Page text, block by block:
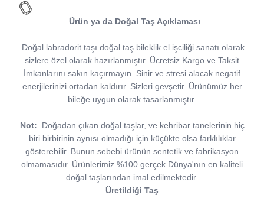
Ürün ya da Doğal Taş Açıklaması
Doğal labradorit taşı doğal taş bileklik el işciliği sanatı olarak
sizlere özel olarak hazırlanmıştır. Ücretsiz Kargo ve Taksit
İmkanlarını sakın kaçırmayın. Sinir ve stresi alacak negatif
enerjilerinizi ortadan kaldırır. Sizleri gevşetir. Ürünümüz her
bileğe uygun olarak tasarlanmıştır.
Not:
Doğadan çıkan doğal taşlar, ve kehribar tanelerinin hiç
biri birbirinin aynısı olmadığı için küçükte olsa farklılıklar
gösterebilir. Bunun sebebi ürünün sentetik ve fabrikasyon
olmamasıdır. Ürünlerimiz %100 gerçek Dünya'nın en kaliteli
doğal taşlarından imal edilmektedir.
Üretildiği Taş